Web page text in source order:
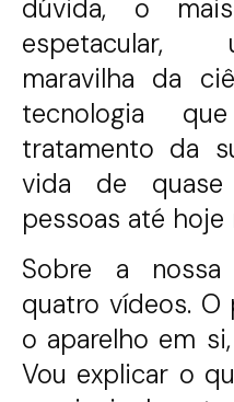
dúvida, o
espetacular,
maravilha da
tecnologia
tratamento da
vida de
pessoas até hoje
Sobre a
quatro vídeos.
o aparelho em
Vou explicar o